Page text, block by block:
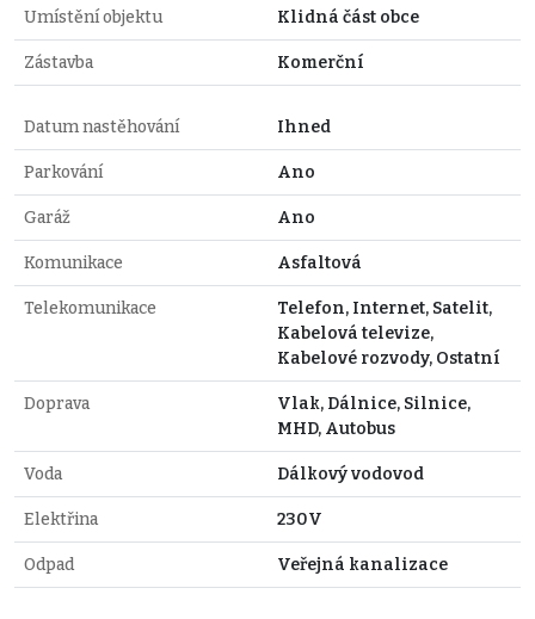
Umístění objektu Klidná část obce
Zástavba Komerční
Datum nastěhování Ihned
Parkování Ano
Garáž Ano
Komunikace Asfaltová
Telekomunikace
Telefon, Internet, Satelit,
Kabelová televize,
Kabelové rozvody, Ostatní
Doprava
Vlak, Dálnice, Silnice,
MHD, Autobus
Voda Dálkový vodovod
Elektřina 230V
Odpad Veřejná kanalizace